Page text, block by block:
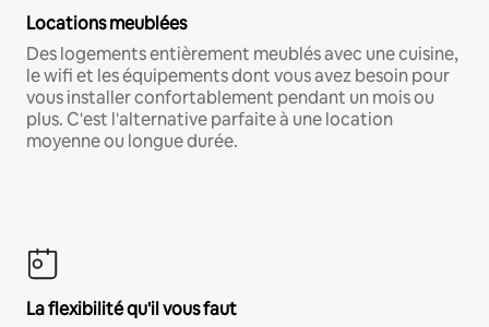
Locations meublées
Des logements entièrement meublés avec une cuisine,
le wifi et les équipements dont vous avez besoin pour
vous installer confortablement pendant un mois ou
plus. C'est l'alternative parfaite à une location
moyenne ou longue durée.
La flexibilité qu'il vous faut